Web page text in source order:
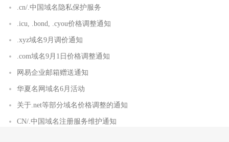
.cn/.中国域名隐私保护服务
.icu, .bond, .cyou价格调整通知
.xyz域名9月调价通知
.com域名9月1日价格调整通知
网易企业邮箱赠送通知
华夏名网域名6月活动
关于.net等部分域名价格调整的通知
CN/.中国域名注册服务维护通知